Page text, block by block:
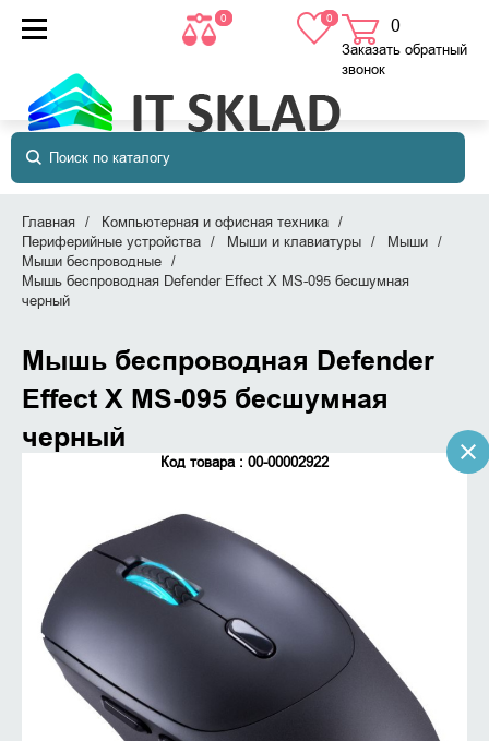
0 0 0
в корзине
Заказать обратный
звонок
Главная
Компьютерная и офисная техника
Периферийные устройства
Мыши и клавиатуры
Мыши
Мыши беспроводные
Мышь беспроводная Defender Effect X MS-095 бесшумная
черный
Мышь беспроводная Defender
Effect X MS-095 бесшумная
черный
Код товара : 00-00002922